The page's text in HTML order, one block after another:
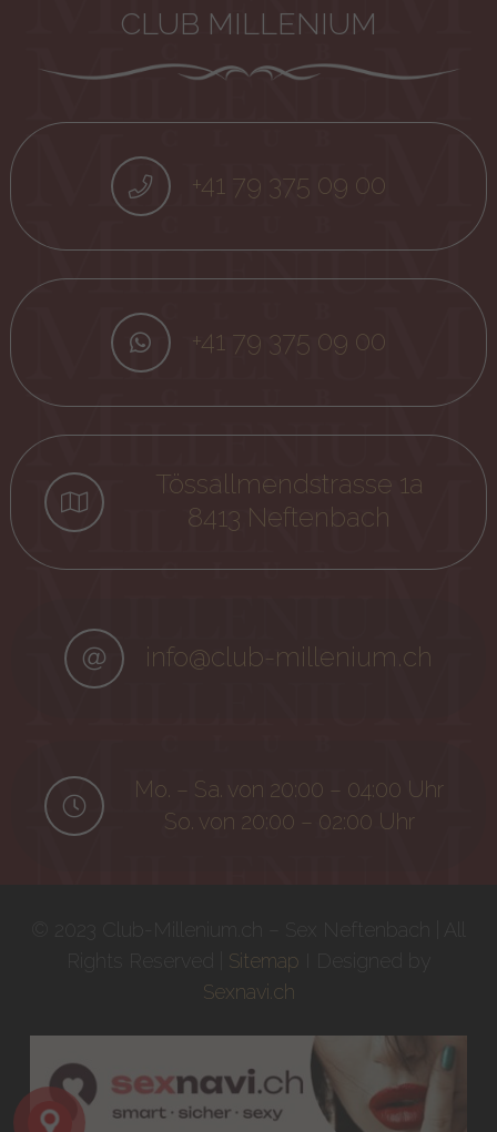
CLUB MILLENIUM
+41 79 375 09 00
+41 79 375 09 00
Tössallmendstrasse 1a
8413 Neftenbach
info@club-millenium.ch
Mo. – Sa. von 20:00 – 04:00 Uhr
So. von 20:00 – 02:00 Uhr
Sitemap
Sexnavi.ch